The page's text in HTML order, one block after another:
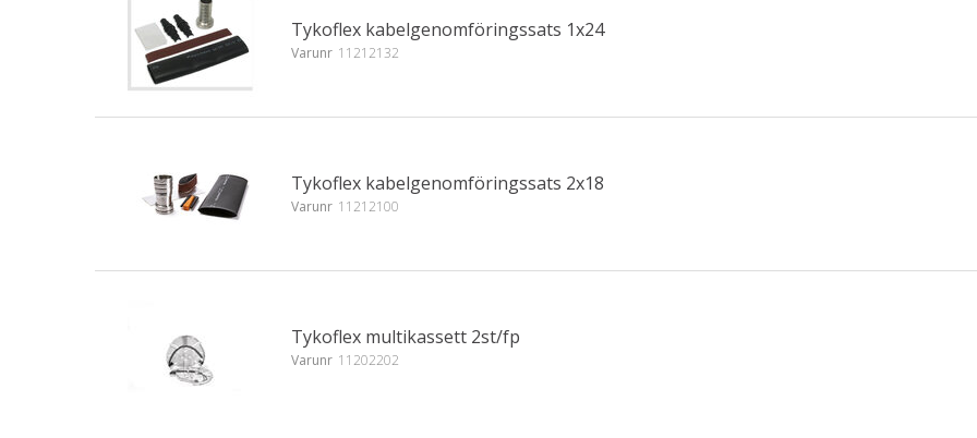
Tykoflex kabelgenomföringssats 1x24
Varunr 11212132
Tykoflex kabelgenomföringssats 2x18
Varunr 11212100
Tykoflex multikassett 2st/fp
Varunr 11202202